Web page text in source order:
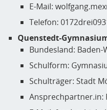
E-Mail:
Telefon:
Quenstedt-
Bundesland:
Schulform:
Schulträger: Stadt
Ansprechpartner.in: